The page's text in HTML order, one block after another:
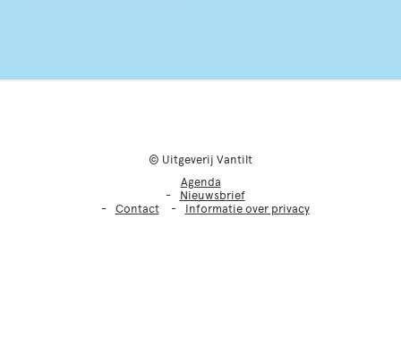
© Uitgeverij Vantilt
Agenda
Nieuwsbrief
Contact
Informatie over privacy